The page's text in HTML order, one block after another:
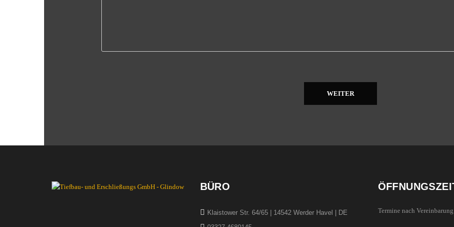
WEITER
BÜRO
Klaistower Str. 64/65 | 14542 Werder Havel | DE
Termine nach Vereinbarung